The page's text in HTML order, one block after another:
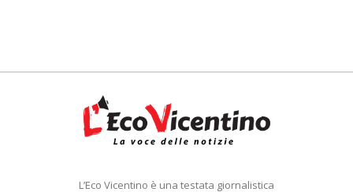
L’Eco Vicentino è una testata giornalistica